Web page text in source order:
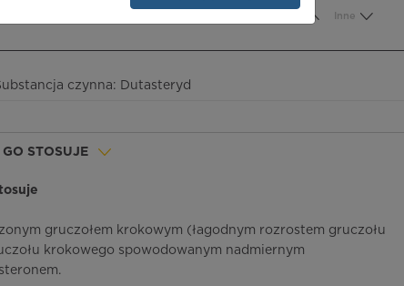
Inne
czynna: Dutasteryd
STOSUJE
gruczołem krokowym (łagodnym rozrostem gruczołu
krokowego spowodowanym nadmiernym